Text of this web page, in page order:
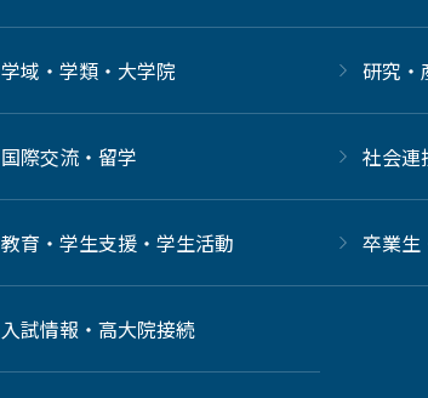
学域・学類・大学院 研究・
国際交流・留学 社会連
教育・学生支援・学生活動 卒業生
⼊試情報・高大院接続